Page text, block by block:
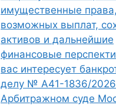
имущественные
возможных выплат,
активов и дальнейшие
финансовые
вас интересует
делу № А41-1836/
Арбитражном суде